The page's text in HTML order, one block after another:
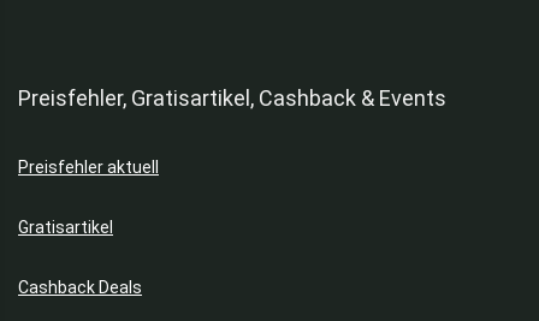
Preisfehler, Gratisartikel, Cashback & Events
Preisfehler aktuell
Gratisartikel
Cashback Deals